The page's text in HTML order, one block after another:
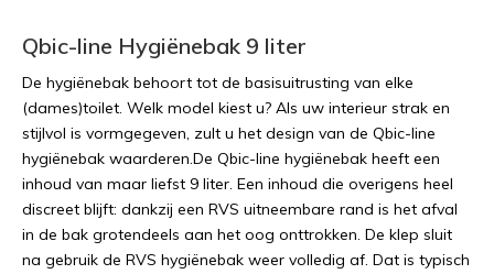
Qbic-line Hygiënebak 9 liter
De hygiënebak behoort tot de basisuitrusting van elke
(dames)toilet. Welk model kiest u? Als uw interieur strak en
stijlvol is vormgegeven, zult u het design van de Qbic-line
hygiënebak waarderen.De Qbic-line hygiënebak heeft een
inhoud van maar liefst 9 liter. Een inhoud die overigens heel
discreet blijft: dankzij een RVS uitneembare rand is het afval
in de bak grotendeels aan het oog onttrokken. De klep sluit
na gebruik de RVS hygiënebak weer volledig af. Dat is typisch